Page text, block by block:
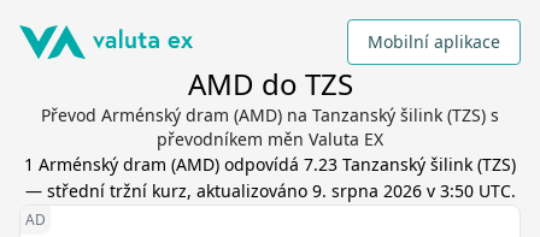
Mobilní aplikace
AMD do TZS
Převod Arménský dram (AMD) na Tanzanský šilink (TZS) s
převodníkem měn Valuta EX
1 Arménský dram (AMD) odpovídá 7.23 Tanzanský šilink (TZS)
— střední tržní kurz, aktualizováno 9. srpna 2026 v 3:50 UTC.